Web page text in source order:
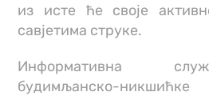
из исте ће своје
савјетима струке.
Информативна
будимљанско-никшићке